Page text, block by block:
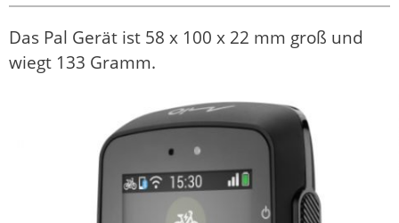
Das Pal Gerät ist 58 x 100 x 22 mm groß und
wiegt 133 Gramm.